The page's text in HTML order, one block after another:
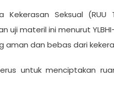
Kekerasan Seksual (RUU
uji materil ini menurut
dan bebas dari
untuk menciptakan